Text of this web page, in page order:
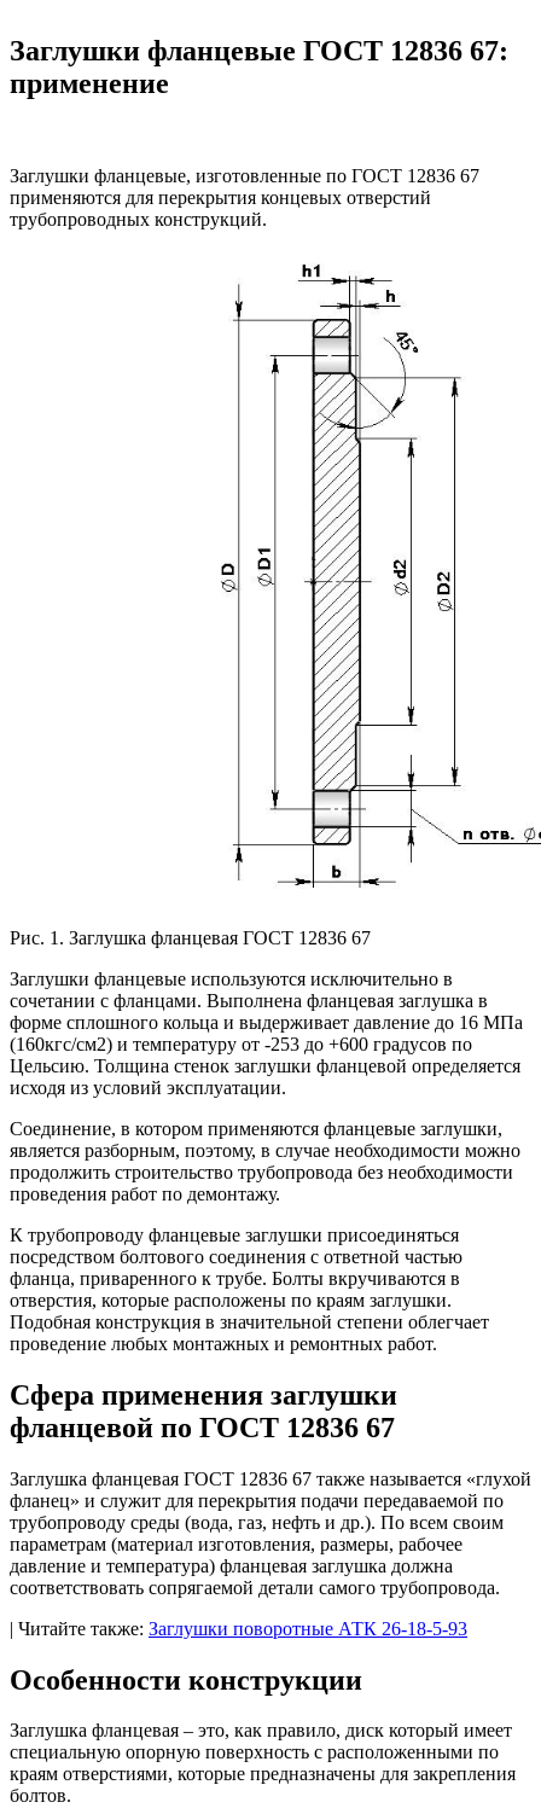
Заглушки фланцевые ГОСТ 12836 67:
применение
Заглушки фланцевые, изготовленные по ГОСТ 12836 67
применяются для перекрытия концевых отверстий
трубопроводных конструкций.
Рис. 1. Заглушка фланцевая ГОСТ 12836 67
Заглушки фланцевые используются исключительно в
сочетании с фланцами. Выполнена фланцевая заглушка в
форме сплошного кольца и выдерживает давление до 16 МПа
(160кгс/см2) и температуру от -253 до +600 градусов по
Цельсию. Толщина стенок заглушки фланцевой определяется
исходя из условий эксплуатации.
Соединение, в котором применяются фланцевые заглушки,
является разборным, поэтому, в случае необходимости можно
продолжить строительство трубопровода без необходимости
проведения работ по демонтажу.
К трубопроводу фланцевые заглушки присоединяться
посредством болтового соединения с ответной частью
фланца, приваренного к трубе. Болты вкручиваются в
отверстия, которые расположены по краям заглушки.
Подобная конструкция в значительной степени облегчает
проведение любых монтажных и ремонтных работ.
Сфера применения заглушки
фланцевой по ГОСТ 12836 67
Заглушка фланцевая ГОСТ 12836 67 также называется «глухой
фланец» и служит для перекрытия подачи передаваемой по
трубопроводу среды (вода, газ, нефть и др.). По всем своим
параметрам (материал изготовления, размеры, рабочее
давление и температура) фланцевая заглушка должна
соответствовать сопрягаемой детали самого трубопровода.
| Читайте также: Заглушки поворотные АТК 26-18-5-93
Особенности конструкции
Заглушка фланцевая – это, как правило, диск который имеет
специальную опорную поверхность с расположенными по
краям отверстиями, которые предназначены для закрепления
болтов.